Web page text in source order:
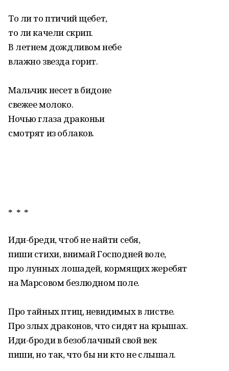
То ли то птичий щебет,
то ли качели скрип.
В летнем дождливом небе
влажно звезда горит.
Мальчик несет в бидоне
свежее молоко.
Ночью глаза драконьи
смотрят из облаков.
* * *
Иди-бреди, чтоб не найти себя,
пиши стихи, внимай Господней воле,
про лунных лошадей, кормящих жеребят
на Марсовом безлюдном поле.
Про тайных птиц, невидимых в листве.
Про злых драконов, что сидят на крышах.
Иди-броди в безоблачный свой век
пиши, но так, что бы ни кто не слышал.